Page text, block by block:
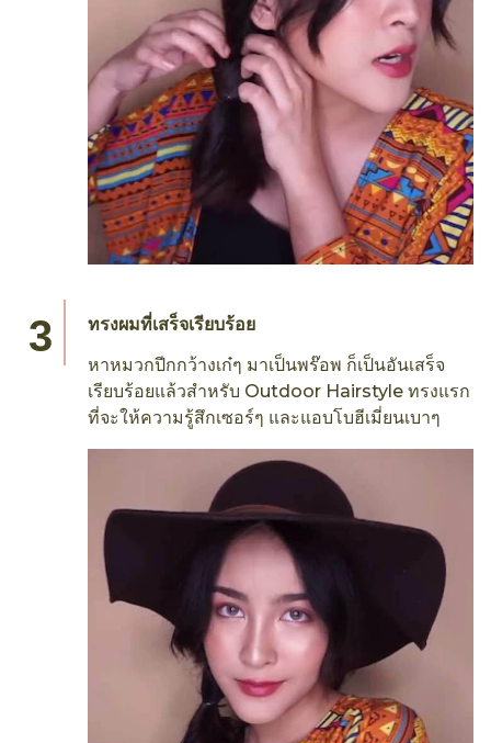
ทรงผมที่เสร็จเรียบร้อย
หาหมวกปีกกว้างเก๋ๆ มาเป็นพร๊อพ ก็เป็นอันเสร็จ
เรียบร้อยแล้วสำหรับ Outdoor Hairstyle ทรงแรก
ที่จะให้ความรู้สึกเซอร์ๆ และแอบโบฮีเมี่ยนเบาๆ